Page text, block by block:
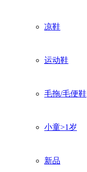
凉鞋
运动鞋
毛拖/毛便鞋
小童>1岁
新品